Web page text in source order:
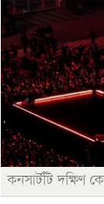
কনসার্টটি দক্ষিণ